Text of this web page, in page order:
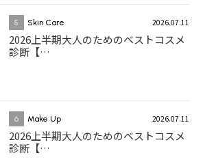
5 Skin Care 2026.07.11
2026上半期大人のためのベストコスメ
診断【…
6 Make Up 2026.07.11
2026上半期大人のためのベストコスメ
診断【…